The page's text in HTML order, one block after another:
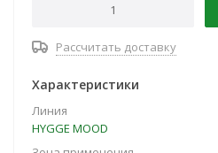
Рассчитать доставку
Характеристики
Линия
HYGGE MOOD